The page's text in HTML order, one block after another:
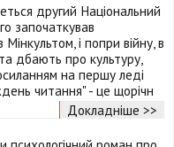
другий Національний
започаткував
і попри війну, в
дбають про культуру,
на першу леді
читання" - це щорічн
Докладніше >>